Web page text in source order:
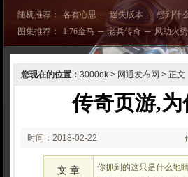
随机推荐： 各有心思 ─ 迷失版本 ─ 想到什
图集推荐：
1.76金马 ─ 老兵传奇 ─ 风助火势
您现在的位置： 3000ok > 网通发布网 > 正文
传奇页游,
时间：2018-02-22
03:02
文 章
你抓到的这只是什么地